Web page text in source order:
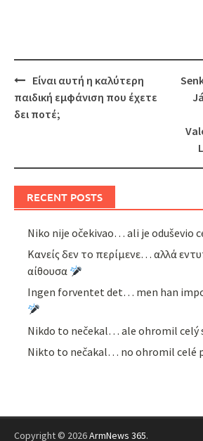
Post
navigation
Είναι αυτή η καλύτερη
παιδική εμφάνιση που έχετε
δει ποτέ;
RECENT POSTS
Niko nije očekivao… ali je oduševio
Κανείς δεν το περίμενε… αλλά
αίθουσα
Ingen forventet det… men han
Nikdo to nečekal… ale ohromil celý
Nikto to nečakal… no ohromil celé
Copyright © 2026ArmNews 365.